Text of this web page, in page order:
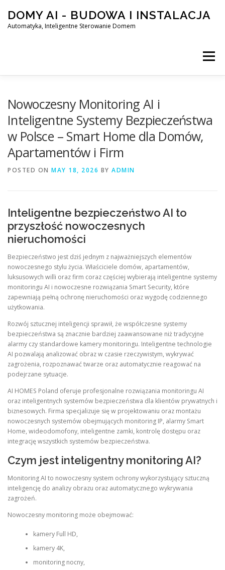
content
DOMY AI - BUDOWA I INSTALACJA
Automatyka, Inteligentne Sterowanie Domem
Menu
SMART DOM AI – AUTOMATYKA, INTELIGENTNE
BLOG KONTAKT
Nowoczesny Monitoring AI i
Inteligentne Systemy Bezpieczeństwa
w Polsce – Smart Home dla Domów,
Apartamentów i Firm
POSTED ON MAY 18, 2026 BY ADMIN
Inteligentne bezpieczeństwo AI to
przyszłość nowoczesnych
nieruchomości
Bezpieczeństwo jest dziś jednym z najważniejszych elementów
nowoczesnego stylu życia. Właściciele domów, apartamentów,
luksusowych willi oraz firm coraz częściej wybierają inteligentne systemy
monitoringu AI i nowoczesne rozwiązania Smart Security, które
zapewniają pełną ochronę nieruchomości oraz wygodę codziennego
użytkowania.
Rozwój sztucznej inteligencji sprawił, że współczesne systemy
bezpieczeństwa są znacznie bardziej zaawansowane niż tradycyjne
alarmy czy standardowe kamery monitoringu. Inteligentne technologie
AI pozwalają analizować obraz w czasie rzeczywistym, wykrywać
zagrożenia, rozpoznawać twarze oraz automatycznie reagować na
podejrzane sytuacje.
AI HOMES Poland oferuje profesjonalne rozwiązania monitoringu AI
oraz inteligentnych systemów bezpieczeństwa dla klientów prywatnych i
biznesowych. Firma specjalizuje się w projektowaniu oraz montażu
nowoczesnych systemów obejmujących monitoring IP, alarmy Smart
Home, wideodomofony, inteligentne zamki, kontrolę dostępu oraz
integrację wszystkich systemów bezpieczeństwa.
Czym jest inteligentny monitoring AI?
Monitoring AI to nowoczesny system ochrony wykorzystujący sztuczną
inteligencję do analizy obrazu oraz automatycznego wykrywania
zagrożeń.
Nowoczesny monitoring może obejmować:
kamery Full HD,
kamery 4K,
monitoring nocny,